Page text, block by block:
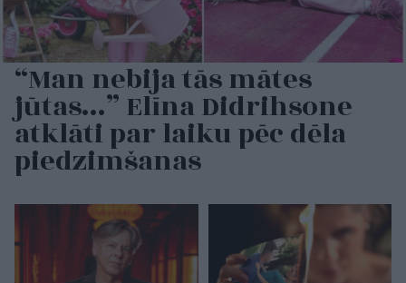
“Man nebija tās mātes
jūtas…” Elīna Didrihsone
atklāti par laiku pēc dēla
piedzimšanas